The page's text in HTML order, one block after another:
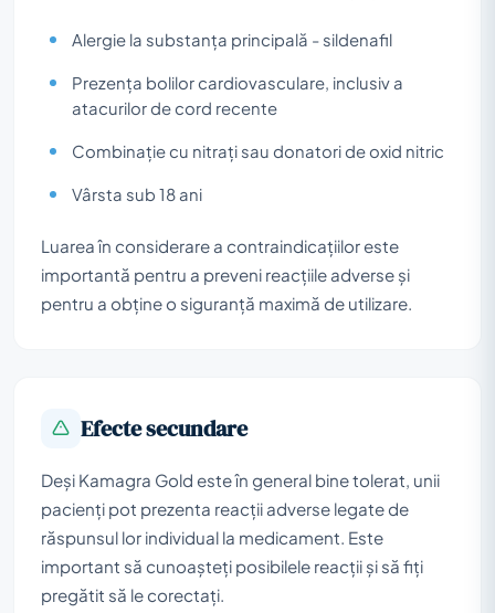
Alergie la substanța principală - sildenafil
Prezența bolilor cardiovasculare, inclusiv a
atacurilor de cord recente
Combinație cu nitrați sau donatori de oxid nitric
Vârsta sub 18 ani
Luarea în considerare a contraindicațiilor este
importantă pentru a preveni reacțiile adverse și
pentru a obține o siguranță maximă de utilizare.
Efecte secundare
Deși Kamagra Gold este în general bine tolerat, unii
pacienți pot prezenta reacții adverse legate de
răspunsul lor individual la medicament. Este
important să cunoașteți posibilele reacții și să fiți
pregătit să le corectați.